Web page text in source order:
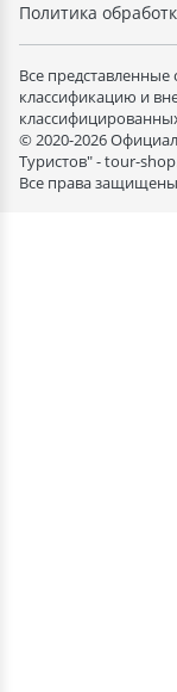
Политика
Все
классификацию и
© 2020-2026
Туристов" - tour-
Все права